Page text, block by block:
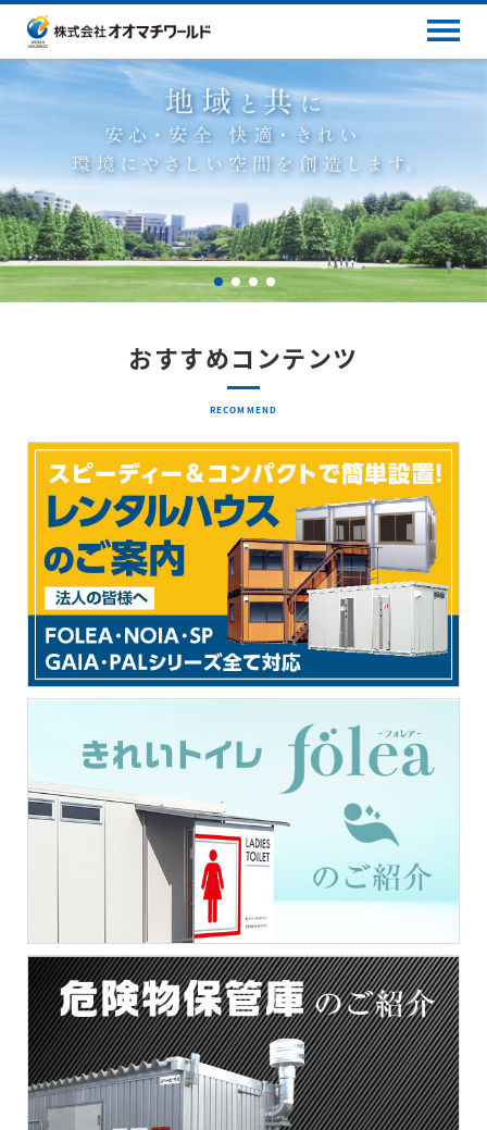
おすすめコンテンツ
RECOMMEND